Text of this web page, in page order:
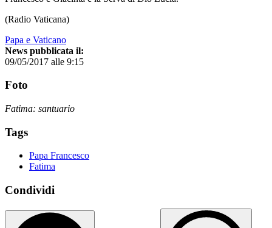
(Radio Vaticana)
Papa e Vaticano
News pubblicata il:
09/05/2017 alle 9:15
Foto
Fatima: santuario
Tags
Papa Francesco
Fatima
Condividi